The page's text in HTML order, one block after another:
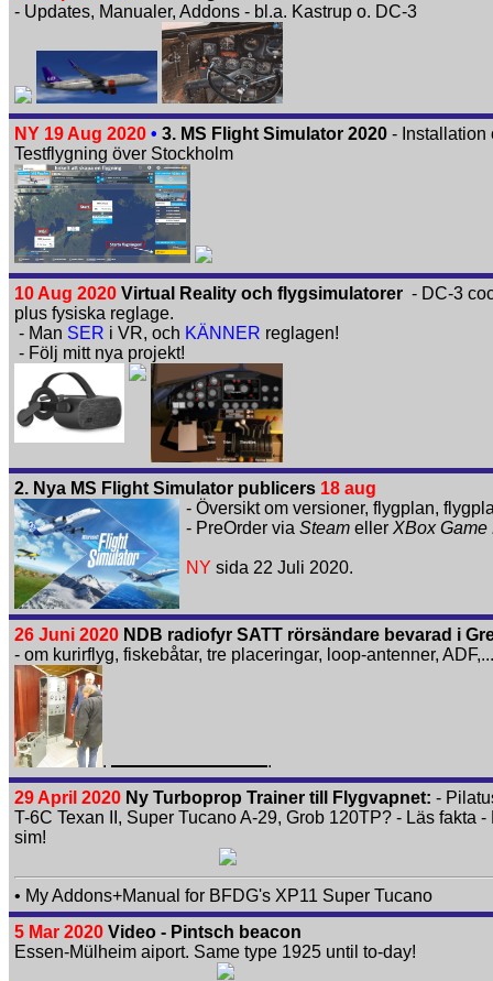
- Updates, Manualer, Addons - bl.a. Kastrup o. DC-3
NY 19 Aug 2020 • 3. MS Flight Simulator 2020 - Installation
Testflygning över Stockholm
10 Aug 2020 Virtual Reality och flygsimulatorer - DC-3
plus fysiska reglage.
- Man SER i VR, och KÄNNER reglagen!
- Följ mitt nya projekt!
2. Nya MS Flight Simulator publicers 18 aug
- Översikt om versioner, flygplan,
- PreOrder viaSteam ellerXBox Game
NY sida 22 Juli 2020.
26 Juni 2020 NDB radiofyr SATT rörsändare bevarad i
- om kurirflyg, fiskebåtar, tre placeringar, loop-antenner, ADF,...
.
.
29 April 2020 Ny Turboprop Trainer till Flygvapnet: -
T-6C Texan II, Super Tucano A-29, Grob 120TP? - Läs fakta -
sim!
• My Addons+Manual for BFDG's XP11 Super Tucano
5 Mar 2020 Video - Pintsch beacon
Essen-Mülheim aiport. Same type 1925 until to-day!